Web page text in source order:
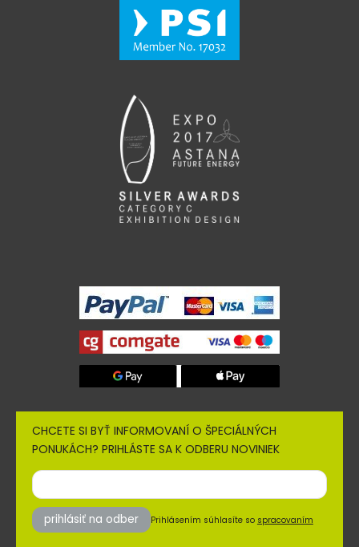
CHCETE SI BYŤ INFORMOVANÍ O ŠPECIÁLNÝCH
PONUKÁCH? PRIHLÁSTE SA K ODBERU NOVINIEK
prihlásiť na odber Prihlásením súhlasíte so spracovaním